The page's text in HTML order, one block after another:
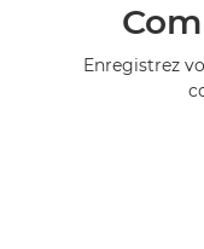
Enregistrez